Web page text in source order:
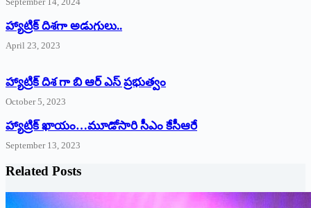
‌హ్యాట్రిక్‌ ‌దిశగా అడుగులు..
April 23, 2023
హ్యాట్రిక్ దిశ గా బి ఆర్ ఎస్ ప్రభుత్వం
October 5, 2023
హ్యాట్రిక్‌ ‌ఖాయం…మూడోసారి సీఎం కేసీఆరే
September 13, 2023
Related Posts